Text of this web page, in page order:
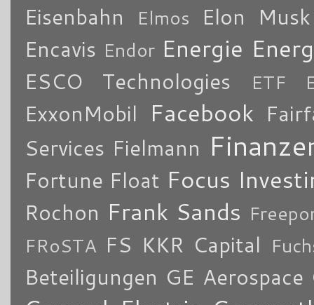
Eisenbahn
Elmos
Elon Musk
Encavis Endor Energie
ESCO Technologies ETF
ExxonMobil Facebook
Services Fielmann
Fortune Float Focus
Rochon Frank Sands
FRoSTA FS KKR Capital
Beteiligungen GE Aerospace